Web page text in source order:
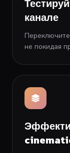
канале
не покидая